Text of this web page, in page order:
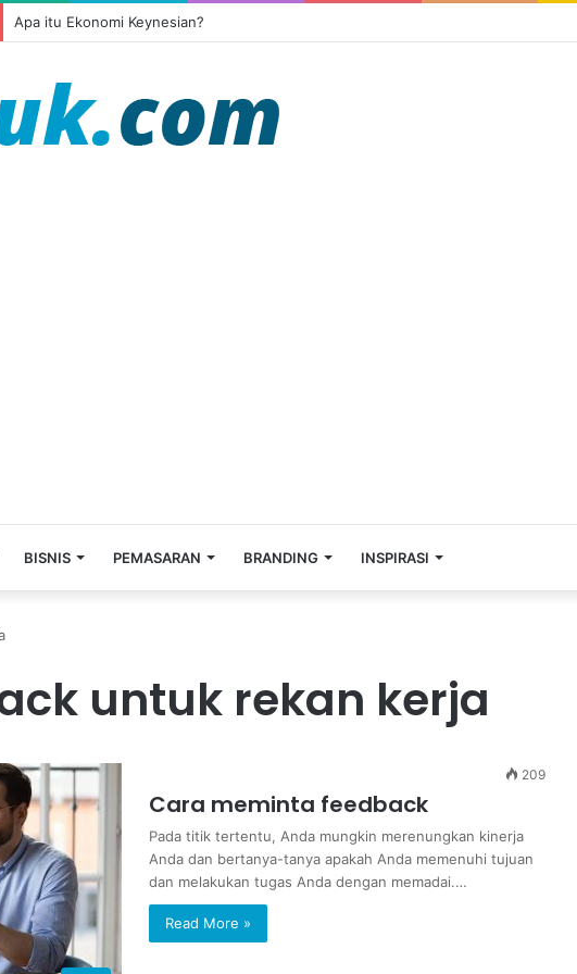
Apa itu Ekonomi Keynesian?
BISNIS PEMASARAN BRANDING INSPIRASI
untuk rekan kerja
209
Cara meminta feedback
Pada titik tertentu, Anda mungkin merenungkan kinerja
Anda dan bertanya-tanya apakah Anda memenuhi tujuan
dan melakukan tugas Anda dengan memadai.…
Read More »